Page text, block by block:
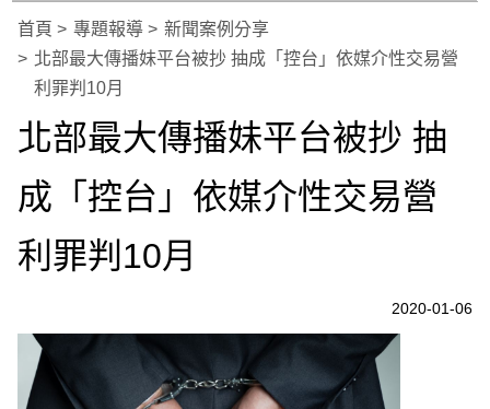
首頁 專題報導
新聞案例分享
北部最大傳播妹平台被抄 抽成「控台」依媒介性交易營
利罪判10月
北部最大傳播妹平台被抄 抽
成「控台」依媒介性交易營
利罪判10月
2020-01-06